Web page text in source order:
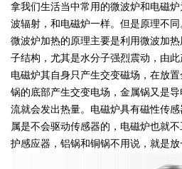
拿我们生活当中常用的微波炉和电磁
波辐射，和电磁炉一样。但是原理不同
微波炉加热的原理主要是利用微波加
子结构，尤其是水分子强烈震动，由此
电磁炉其自身只产生交变磁场，在放
锅的底部产生交变电场，金属锅又是
流就会发出热量。电磁炉具有磁性传
属是不会驱动传感器的，电磁炉也就
护感应器，铝锅和铜锅不用说，就是放